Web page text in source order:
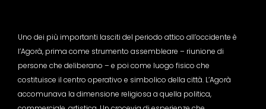
Uno dei più importanti lasciti del periodo attico all’occidente è
l’Agorà, prima come strumento assembleare – riunione di
persone che deliberano – e poi come luogo fisico che
costituisce il centro operativo e simbolico della città. L’Agorà
accomunava la dimensione religiosa a quella politica,